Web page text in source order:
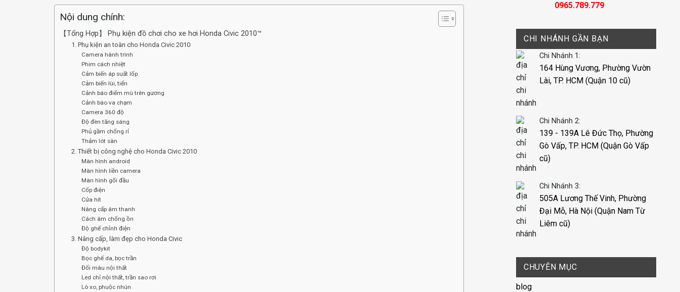
Nội dung chính:
【Tổng Hợp】 Phụ kiện đồ chơi cho xe hơi Honda Civic 2010™
1. Phụ kiện an toàn cho Honda Civic 2010
Camera hành trình
Phim cách nhiệt
Cảm biến áp suất lốp
Cảm biến lùi, tiến
Cảnh báo điểm mù trên gương
Cảnh báo va chạm
Camera 360 độ
Độ đèn tăng sáng
Phủ gầm chống rỉ
Thảm lót sàn
2. Thiết bị công nghệ cho Honda Civic 2010
Màn hình android
Màn hình liền camera
Màn hình gối đầu
Cốp điện
Cửa hít
Nâng cấp âm thanh
Cách âm chống ồn
Độ ghế chỉnh điện
3. Nâng cấp, làm đẹp cho Honda Civic
Độ bodykit
Bọc ghế da, bọc trần
Đổi màu nội thất
Led chỉ nội thất, trần sao rơi
Lò xo, phuộc nhún
0965.789.779
CHI NHÁNH GẦN BẠN
Chi Nhánh 1:
164 Hùng Vương, Phường Vườn
Lài, TP. HCM (Quận 10 cũ)
Chi Nhánh 2:
139 - 139A Lê Đức Thọ, Phường
Gò Vấp, TP. HCM (Quận Gò Vấp
cũ)
Chi Nhánh 3:
505A Lương Thế Vinh, Phường
Đại Mỗ, Hà Nội (Quận Nam Từ
Liêm cũ)
CHUYÊN MỤC
blog